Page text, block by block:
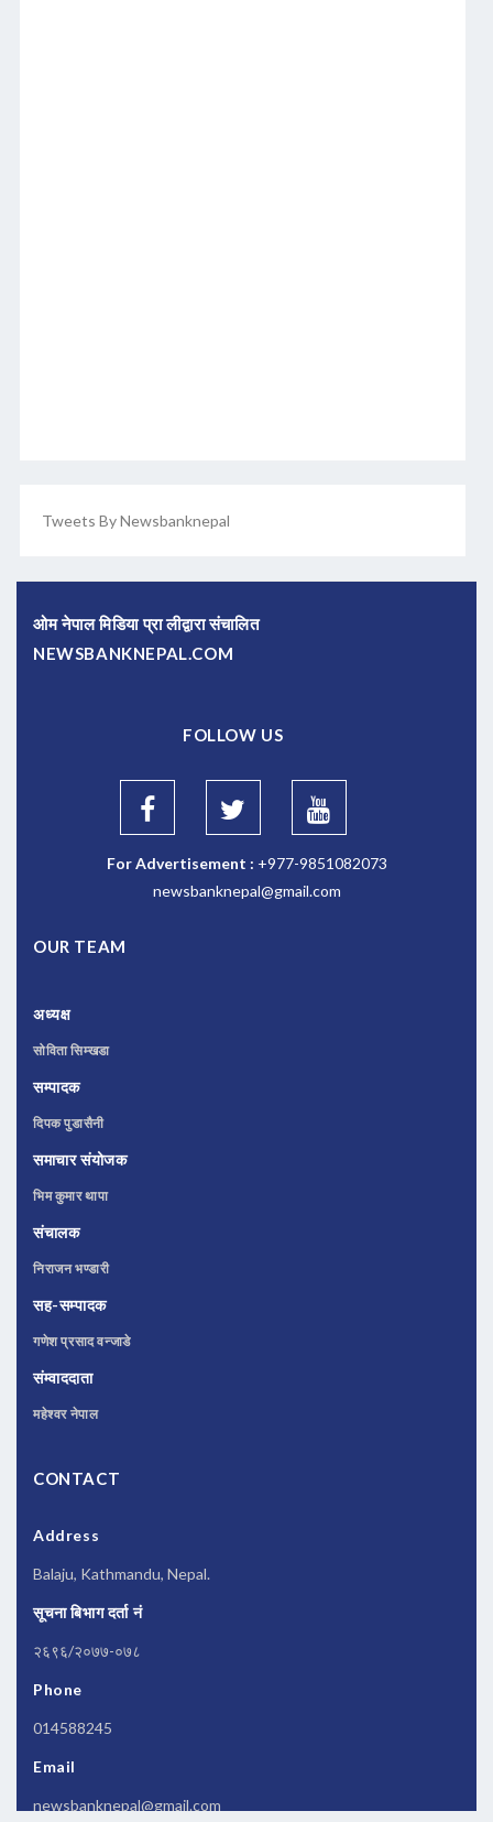
Tweets By Newsbanknepal
ओम नेपाल मिडिया प्रा लीद्वारा संचालित
NEWSBANKNEPAL.COM
FOLLOW US
For Advertisement : +977-9851082073
newsbanknepal@gmail.com
OUR TEAM
अध्यक्ष
सोविता सिम्खडा
सम्पादक
दिपक पुडासैनी
समाचार संयोजक
भिम कुमार थापा
संचालक
निराजन भण्डारी
सह-सम्पादक
गणेश प्रसाद वन्जाडे
संम्वाददाता
महेश्वर नेपाल
CONTACT
Address
Balaju, Kathmandu, Nepal.
सूचना बिभाग दर्ता नं
२६९६/२०७७-०७८
Phone
014588245
Email
newsbanknepal@gmail.com